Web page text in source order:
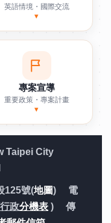
英語情境・國際交流
▾
專案宣導
重要政策・專案計畫
▾
Taipei City
125號(地圖) 電
政分機表 ) 傳